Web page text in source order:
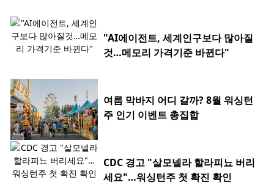
"AI에이전트, 세계인구보다 많아질
것…메모리 가격기준 바뀐다"
여름 막바지 어디 갈까? 8월 워싱턴
주 인기 이벤트 총집합
CDC 경고 "살모넬라 할라피뇨 버리
세요"…워싱턴주 첫 확진 확인